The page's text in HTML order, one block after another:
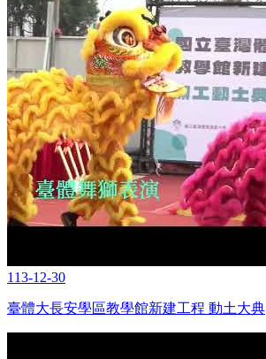
113-12-30
臺體大長安學區教學館新建工程 動土大典